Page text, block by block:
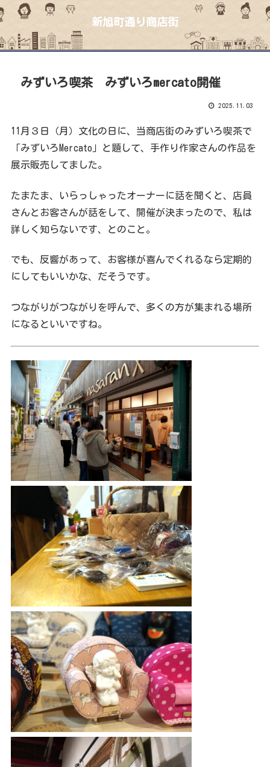
新旭町通り商店街
みずいろ喫茶 みずいろmercato開催
2025.11.03
11月３日（月）文化の日に、当商店街のみずいろ喫茶で
「みずいろMercato」と題して、手作り作家さんの作品を
展示販売してました。
たまたま、いらっしゃったオーナーに話を聞くと、店員
さんとお客さんが話をして、開催が決まったので、私は
詳しく知らないです、とのこと。
でも、反響があって、お客様が喜んでくれるなら定期的
にしてもいいかな、だそうです。
つながりがつながりを呼んで、多くの方が集まれる場所
になるといいですね。